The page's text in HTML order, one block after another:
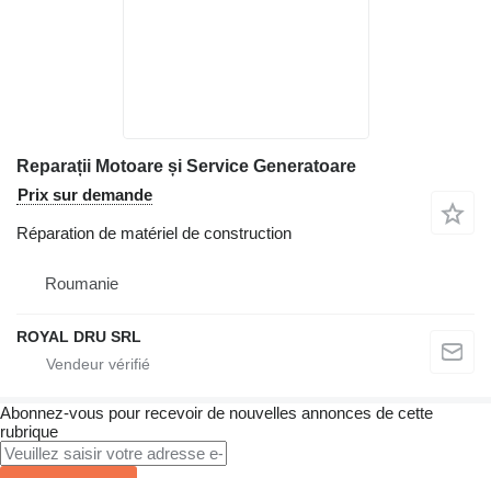
Reparații Motoare și Service Generatoare
Prix sur demande
Réparation de matériel de construction
Roumanie
ROYAL DRU SRL
Abonnez-vous pour recevoir de nouvelles annonces de cette
rubrique